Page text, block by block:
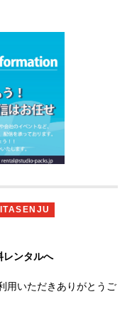
レンタルへ
用いただきありがとうご